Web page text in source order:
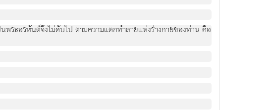
ระอรหันต์จึงไม่ดับไป ตามความแตกทำลายแห่งร่างกายของท่าน คือ